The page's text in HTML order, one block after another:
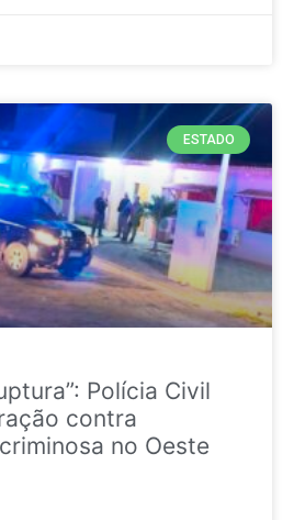
ESTADO
Polícia Civil
contra
no Oeste